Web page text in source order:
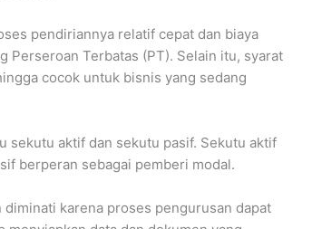
pendiriannya relatif cepat dan biaya
Perseroan Terbatas (PT). Selain itu, syarat
cocok untuk bisnis yang sedang
sekutu aktif dan sekutu pasif. Sekutu aktif
berperan sebagai pemberi modal.
karena proses pengurusan dapat